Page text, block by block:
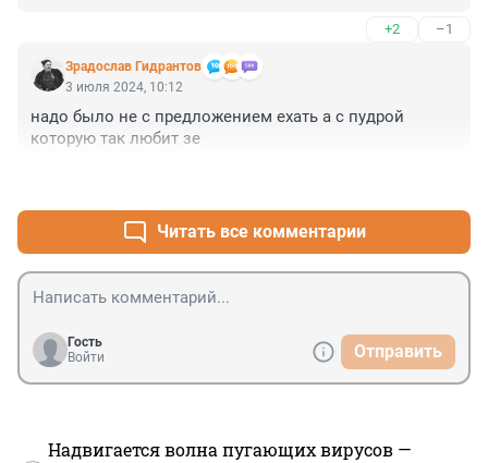
+2 –1
Зрадослав Гидрантов
3 июля 2024, 10:12
надо было не с предложением ехать а с пудрой
которую так любит зе
Читать все комментарии
Гость
Войти
Отправить
Надвигается волна пугающих вирусов —